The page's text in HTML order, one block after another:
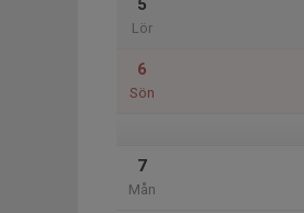
5
Lör
6
Sön
7
Mån